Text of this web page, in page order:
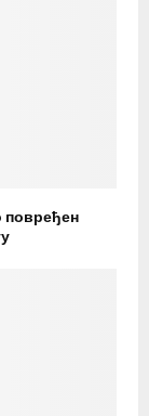
повређен